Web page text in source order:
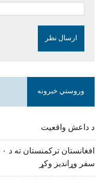
وروستي خبرونه
د داعش واقعیت
سفر وړاندیز وکړ